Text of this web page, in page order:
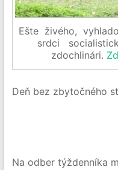
Ešte živého,
srdci
zdochlinári.
Deň bez zbytočného
Na odber týždenníka